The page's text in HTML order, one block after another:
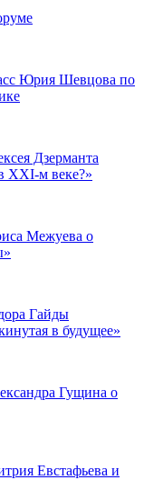
Юрия Шевцова по
Дзерманта
XXI-м веке?»
Межуева о
Гайды
в будущее»
Гущина о
Евстафьева и